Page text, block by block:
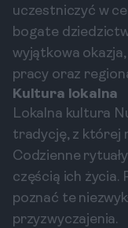
uczestniczyć w
bogate
wyjątkowa
pracy oraz
Kultura lokalna
Lokalna kultura
tradycję, z której
Codzienne
częścią ich życia.
poznać te
przyzwyczajenia.